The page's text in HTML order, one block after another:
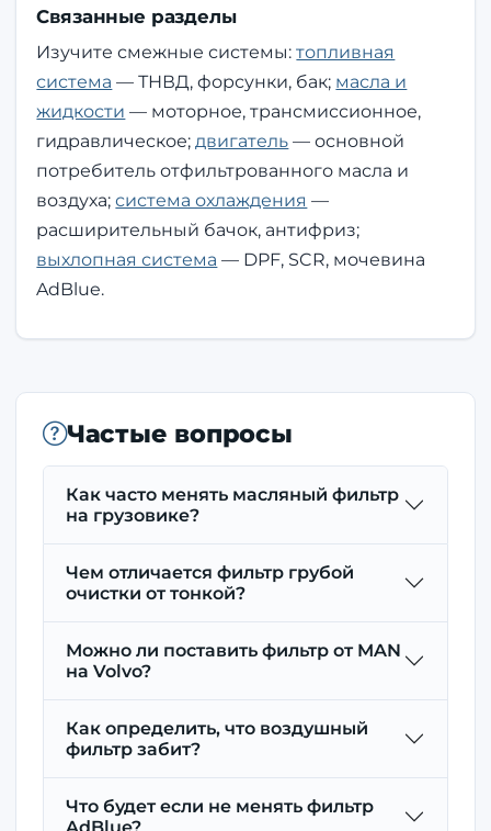
Связанные разделы
Изучите смежные системы:топливная
система — ТНВД, форсунки, бак; масла и
жидкости — моторное, трансмиссионное,
гидравлическое; двигатель — основной
потребитель отфильтрованного масла и
воздуха;система охлаждения —
расширительный бачок, антифриз;
выхлопная система — DPF, SCR, мочевина
AdBlue.
Частые вопросы
Как часто менять масляный фильтр
на грузовике?
Чем отличается фильтр грубой
очистки от тонкой?
Можно ли поставить фильтр от MAN
на Volvo?
Как определить, что воздушный
фильтр забит?
Что будет если не менять фильтр